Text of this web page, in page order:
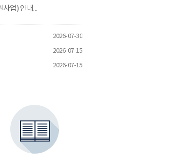
장애학생 성장 자립 지원사업(정보통신기기 보급 자부담금 지원사업) 안내문입니다.
2026-07-30
2026-07-15
2026-07-15